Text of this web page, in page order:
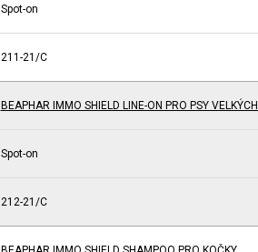
Spot-on
211-21/C
BEAPHAR IMMO SHIELD LINE-ON PRO PSY
Spot-on
212-21/C